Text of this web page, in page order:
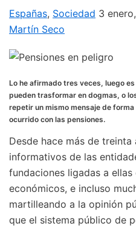
Españas, Sociedad 3
Martín Seco
Lo he afirmado tres veces, luego
pueden trasformar en dogmas, o
repetir un mismo mensaje de
ocurrido con las pensiones.
Desde hace más de
informativos de las
fundaciones ligadas a
económicos, e incluso
martilleando a la opinión
que el sistema público de